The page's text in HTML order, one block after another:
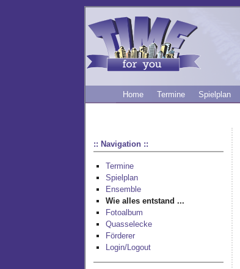
Home Termine Spielplan
:: Navigation ::
Termine
Spielplan
Ensemble
Wie alles entstand ...
Fotoalbum
Quasselecke
Förderer
Login/Logout